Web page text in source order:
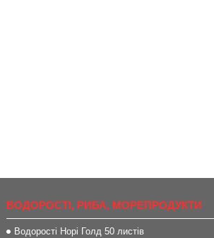
ВОДОРОСТІ, РИБА, МОРЕПРОДУКТИ
Водорості Норі Голд 50 листів